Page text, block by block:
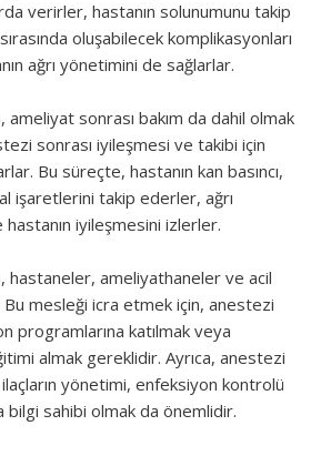
verirler, hastanın solunumunu takip
oluşabilecek komplikasyonları
ağrı yönetimini de sağlarlar.
sonrası bakım da dahil olmak
sonrası iyileşmesi ve takibi için
Bu süreçte, hastanın kan basıncı,
işaretlerini takip ederler, ağrı
iyileşmesini izlerler.
hastaneler, ameliyathaneler ve acil
Bu mesleği icra etmek için, anestezi
programlarına katılmak veya
almak gereklidir. Ayrıca, anestezi
ilaçların yönetimi, enfeksiyon kontrolü
sahibi olmak da önemlidir.